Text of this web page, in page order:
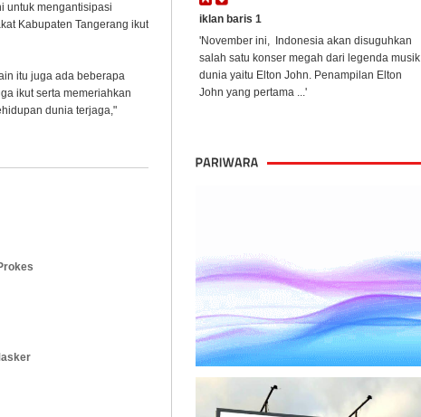
untuk mengantisipasi
Kabupaten Tangerang ikut
itu juga ada beberapa
ikut serta memeriahkan
dunia terjaga,"
iklan baris 1
'November ini, Indonesia akan disuguhkan
salah satu konser megah dari legenda musik
dunia yaitu Elton John. Penampilan Elton
John yang pertama ...'